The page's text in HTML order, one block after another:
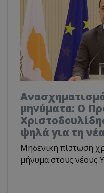
μηνύματα: Ο
ψηλά για τη
Μηδενική πίστωση
μήνυμα στους νέους